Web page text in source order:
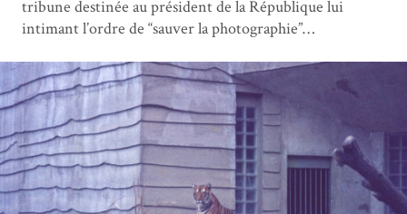
tribune destinée au président de la République lui
intimant l’ordre de “sauver la photographie”…